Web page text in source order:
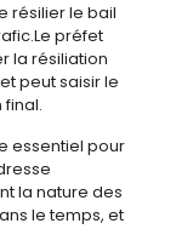
résilier le bail
préfet
la résiliation
peut saisir le
essentiel pour
la nature des
le temps, et